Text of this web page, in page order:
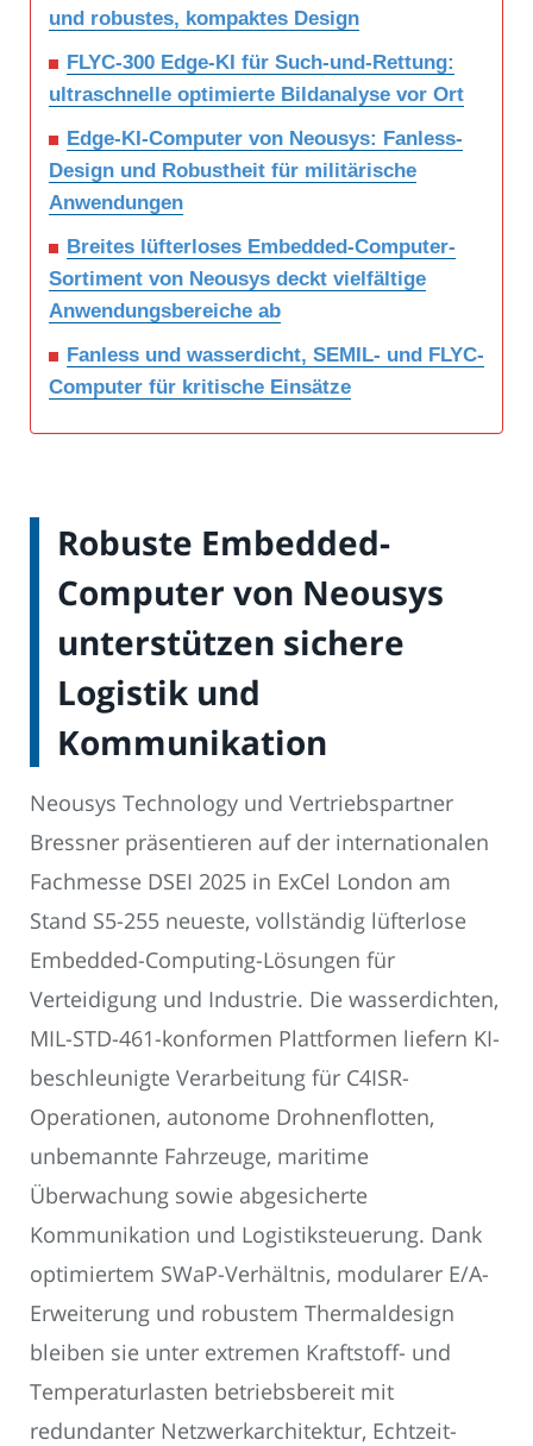
und robustes, kompaktes Design
FLYC-300 Edge-KI für Such-und-Rettung:
ultraschnelle optimierte Bildanalyse vor Ort
Edge-KI-Computer von Neousys: Fanless-
Design und Robustheit für militärische
Anwendungen
Breites lüfterloses Embedded-Computer-
Sortiment von Neousys deckt vielfältige
Anwendungsbereiche ab
Fanless und wasserdicht, SEMIL- und FLYC-
Computer für kritische Einsätze
Robuste Embedded-
Computer von Neousys
unterstützen sichere
Logistik und
Kommunikation
Neousys Technology und Vertriebspartner
Bressner präsentieren auf der internationalen
Fachmesse DSEI 2025 in ExCel London am
Stand S5-255 neueste, vollständig lüfterlose
Embedded-Computing-Lösungen für
Verteidigung und Industrie. Die wasserdichten,
MIL-STD-461-konformen Plattformen liefern KI-
beschleunigte Verarbeitung für C4ISR-
Operationen, autonome Drohnenflotten,
unbemannte Fahrzeuge, maritime
Überwachung sowie abgesicherte
Kommunikation und Logistiksteuerung. Dank
optimiertem SWaP-Verhältnis, modularer E/A-
Erweiterung und robustem Thermaldesign
bleiben sie unter extremen Kraftstoff- und
Temperaturlasten betriebsbereit mit
redundanter Netzwerkarchitektur, Echtzeit-